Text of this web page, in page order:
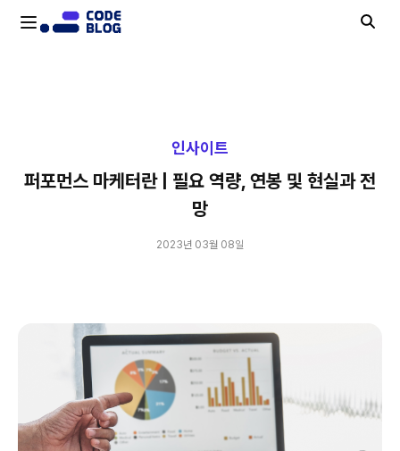
인사이트
퍼포먼스 마케터란 | 필요 역량, 연봉 및 현실과 전
망
2023년 03월 08일